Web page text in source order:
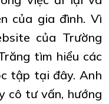
của gia đình. Vì
của Trường
tìm hiểu các
tập tại đây. Anh
cô tư vấn, hướng